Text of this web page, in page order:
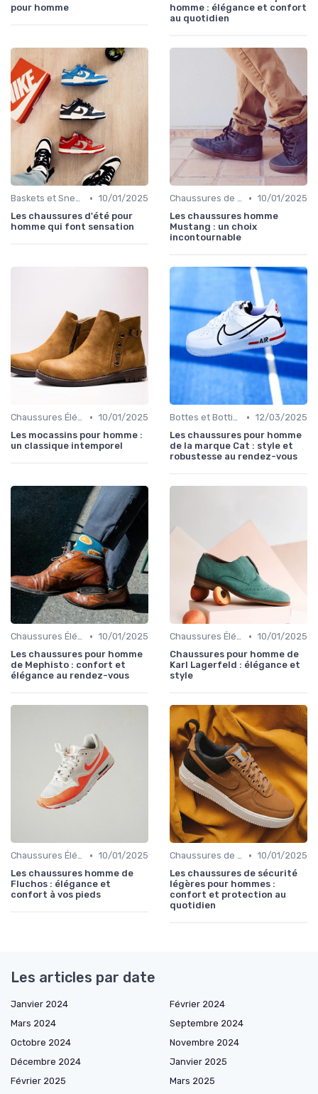
pour homme
homme : élégance et confort
au quotidien
Baskets et Sneakers • 10/01/2025
Les chaussures d'été pour
homme qui font sensation
Chaussures de Ville • 10/01/2025
Les chaussures homme
Mustang : un choix
incontournable
Chaussures Élégantes et de Cérémonie • 10/01/2025
Les mocassins pour homme :
un classique intemporel
Bottes et Bottines • 12/03/2025
Les chaussures pour homme
de la marque Cat : style et
robustesse au rendez-vous
Chaussures Élégantes et de Cérémonie • 10/01/2025
Les chaussures pour homme
de Mephisto : confort et
élégance au rendez-vous
Chaussures Élégantes et de Cérémonie • 10/01/2025
Chaussures pour homme de
Karl Lagerfeld : élégance et
style
Chaussures Élégantes et de Cérémonie • 10/01/2025
Les chaussures homme de
Fluchos : élégance et
confort à vos pieds
Chaussures de Sport • 10/01/2025
Les chaussures de sécurité
légères pour hommes :
confort et protection au
quotidien
Les articles par date
Janvier 2024
Février 2024
Mars 2024
Septembre 2024
Octobre 2024
Novembre 2024
Décembre 2024
Janvier 2025
Février 2025
Mars 2025